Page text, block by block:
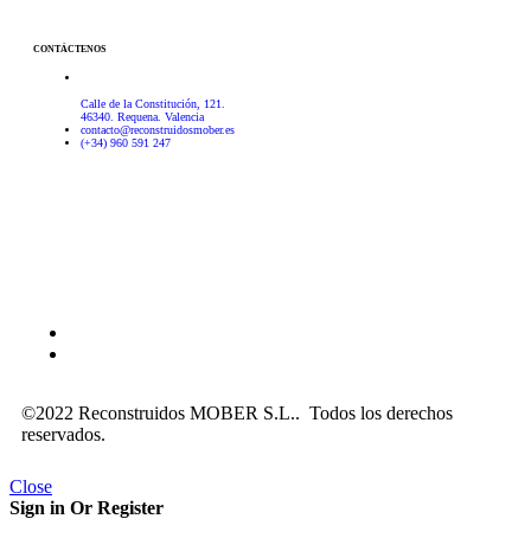
CONTÁCTENOS
Calle de la Constitución, 121.
46340. Requena. Valencia
contacto@reconstruidosmober.es
(+34) 960 591 247
©2022 Reconstruidos MOBER S.L.. Todos los derechos
reservados.
Close
Sign in Or Register